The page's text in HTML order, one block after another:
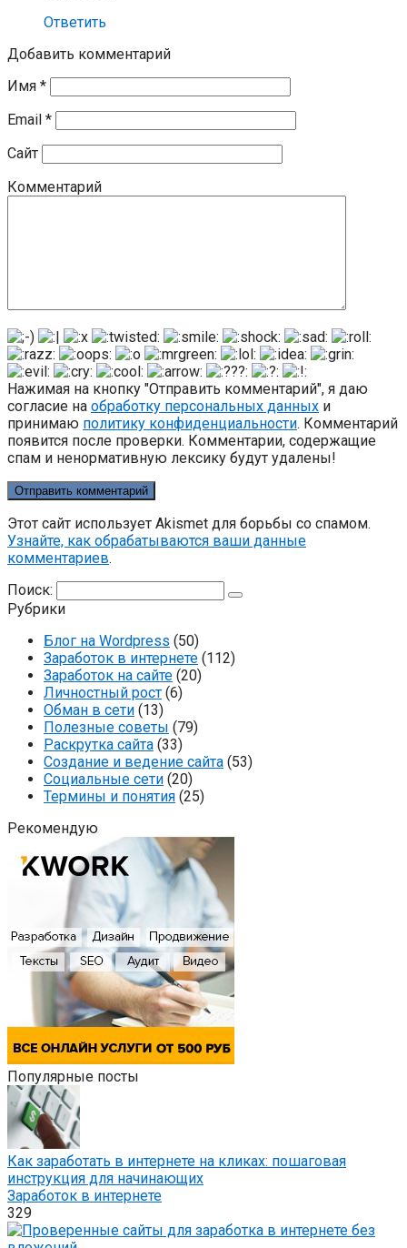
Ответить
Добавить комментарий
Имя *
Email *
Сайт
Комментарий
Нажимая на кнопку "Отправить комментарий", я даю
согласие на обработку персональных данных и
принимаю политику конфиденциальности. Комментарий
появится после проверки. Комментарии, содержащие
спам и ненормативную лексику будут удалены!
Этот сайт использует Akismet для борьбы со спамом.
Узнайте, как обрабатываются ваши данные
комментариев.
Поиск:
Рубрики
Блог на Wordpress (50)
Заработок в интернете (112)
Заработок на сайте (20)
Личностный рост (6)
Обман в сети (13)
Полезные советы (79)
Раскрутка сайта (33)
Создание и ведение сайта (53)
Социальные сети (20)
Термины и понятия (25)
Рекомендую
Популярные посты
Как заработать в интернете на кликах: пошаговая
инструкция для начинающих
Заработок в интернете
329